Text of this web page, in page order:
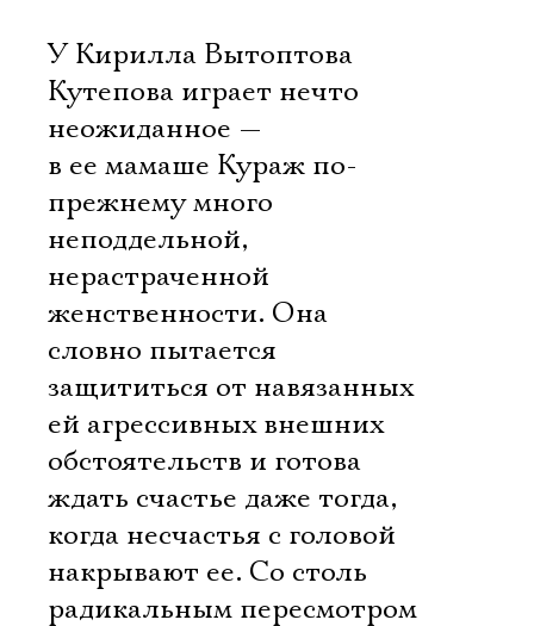
У Кирилла Вытоптова
Кутепова играет нечто
неожиданное —
в ее мамаше Кураж по-
прежнему много
неподдельной,
нерастраченной
женственности. Она
словно пытается
защититься от навязанных
ей агрессивных внешних
обстоятельств и готова
ждать счастье даже тогда,
когда несчастья с головой
накрывают ее. Со столь
радикальным пересмотром